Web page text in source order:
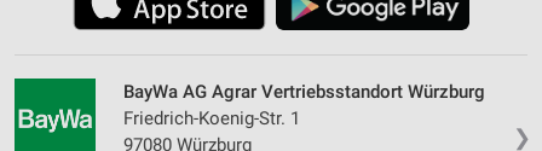
❯
BayWa AG Agrar Vertriebsstandort Würzburg
Friedrich-Koenig-Str. 1
97080 Würzburg